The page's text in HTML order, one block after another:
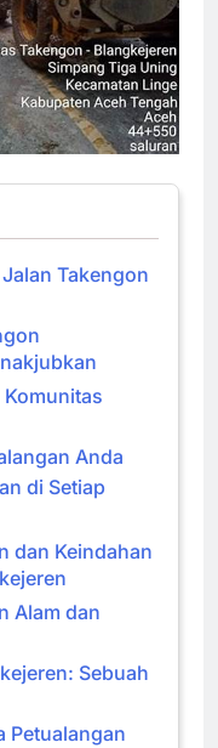
Takengon
Anda
di Setiap
dan Keindahan
Alam dan
Sebuah
Petualangan